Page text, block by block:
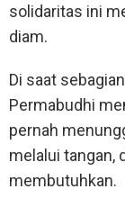
solidaritas ini
diam.
Di saat
Permabudhi
pernah
melalui tangan,
membutuhkan.